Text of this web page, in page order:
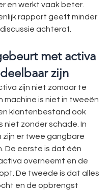
en werkt vaak beter.
rapport geeft minder
achteraf.
met activa
zijn
zijn niet zomaar te
machine is niet in tweeën
klantenbestand ook
niet zonder schade. In
zijn er twee gangbare
De eerste is dat één
overneemt en de
De tweede is dat alles
en de opbrengst